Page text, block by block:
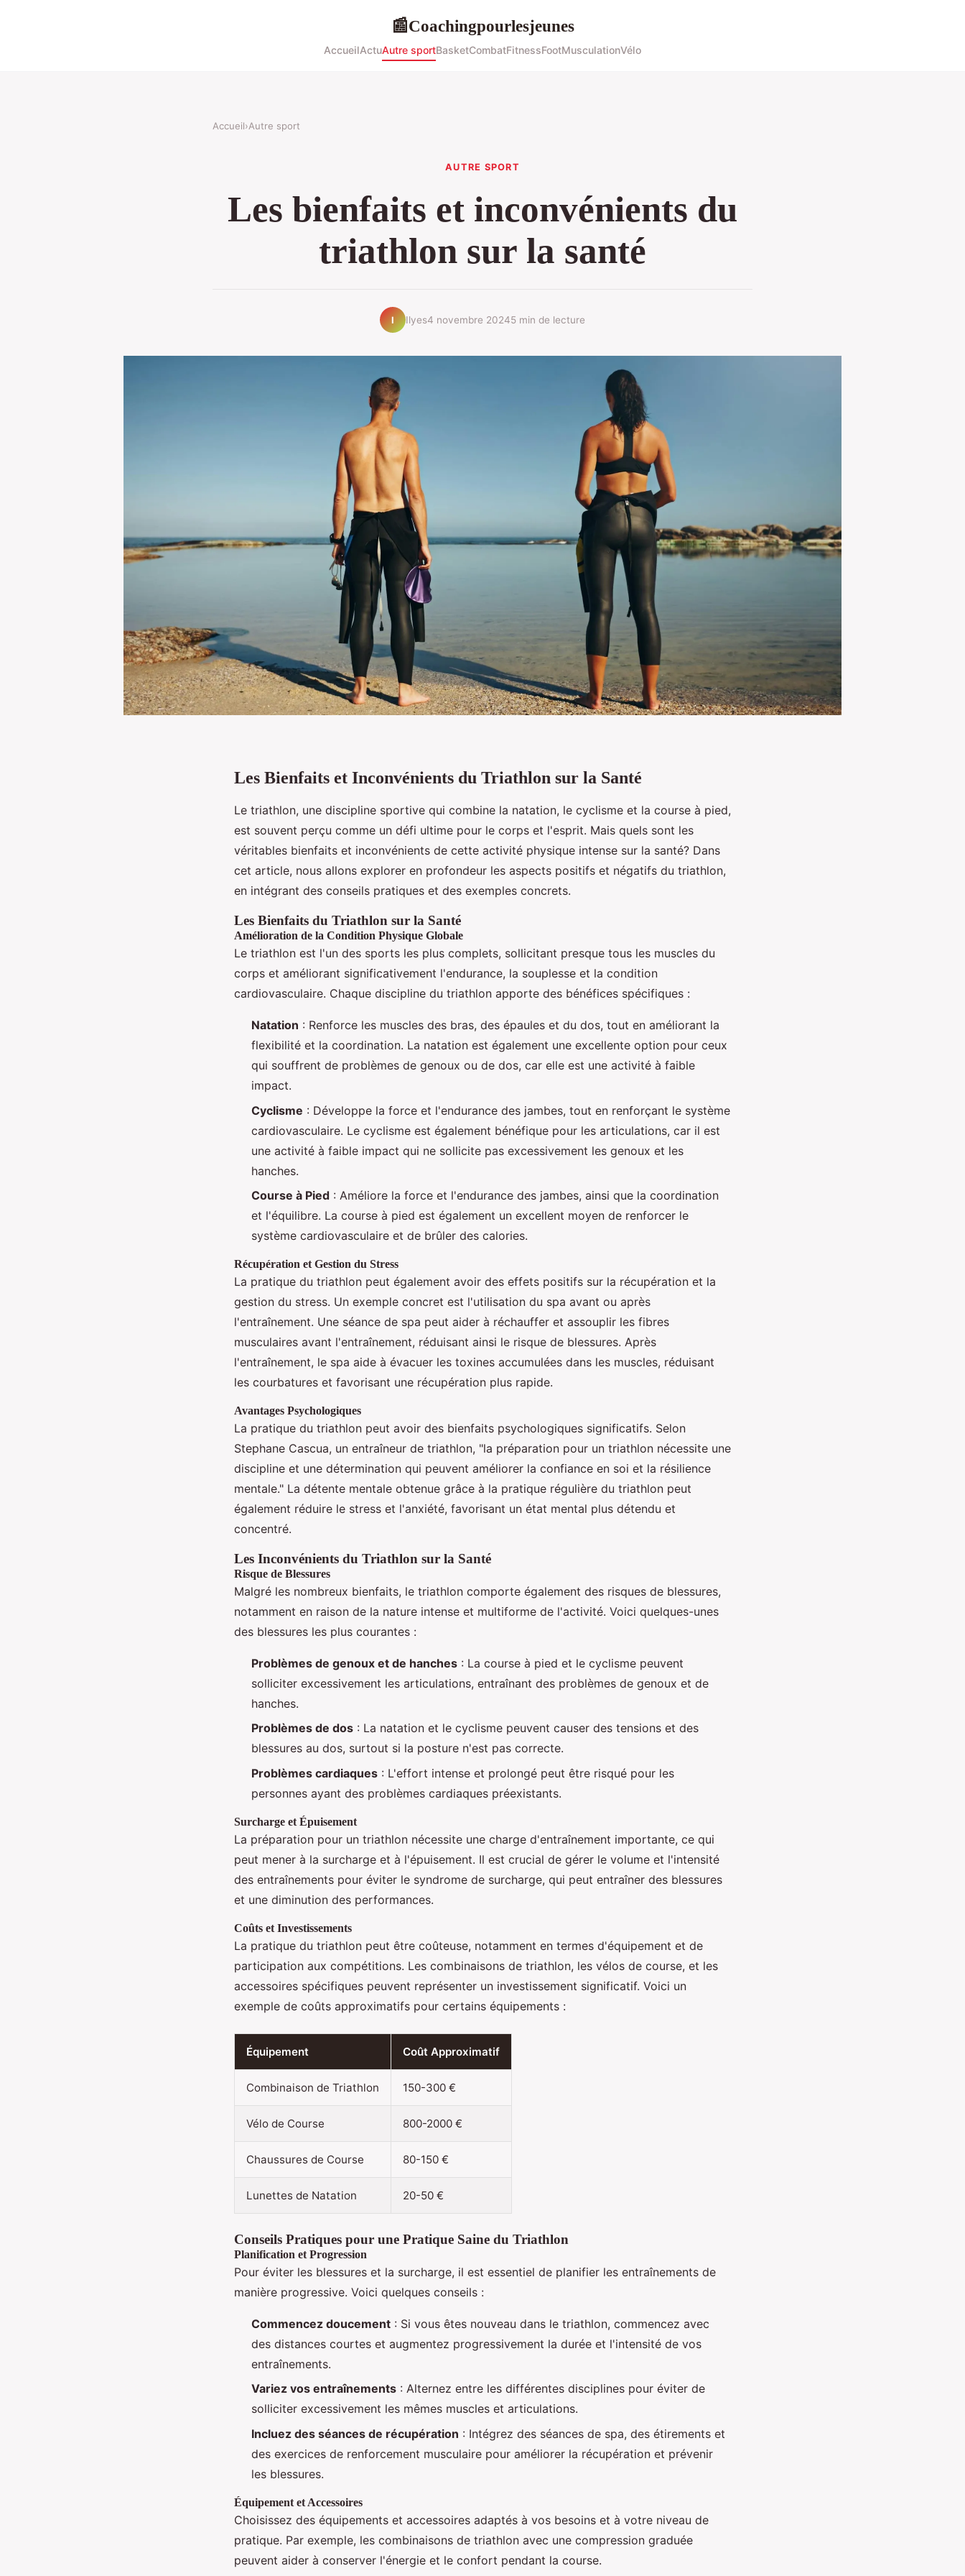
📰Coachingpourlesjeunes
AccueilActuAutre sportBasketCombatFitnessFootMusculationVélo
Accueil›Autre sport
AUTRE SPORT
Les bienfaits et inconvénients du
triathlon sur la santé
I Ilyes4 novembre 20245 min de lecture
Les Bienfaits et Inconvénients du Triathlon sur la Santé
Le triathlon, une discipline sportive qui combine la natation, le cyclisme et la course à pied,
est souvent perçu comme un défi ultime pour le corps et l'esprit. Mais quels sont les
véritables bienfaits et inconvénients de cette activité physique intense sur la santé? Dans
cet article, nous allons explorer en profondeur les aspects positifs et négatifs du triathlon,
en intégrant des conseils pratiques et des exemples concrets.
Les Bienfaits du Triathlon sur la Santé
Amélioration de la Condition Physique Globale
Le triathlon est l'un des sports les plus complets, sollicitant presque tous les muscles du
corps et améliorant significativement l'endurance, la souplesse et la condition
cardiovasculaire. Chaque discipline du triathlon apporte des bénéfices spécifiques :
Natation : Renforce les muscles des bras, des épaules et du dos, tout en améliorant la
flexibilité et la coordination. La natation est également une excellente option pour ceux
qui souffrent de problèmes de genoux ou de dos, car elle est une activité à faible
impact.
Cyclisme : Développe la force et l'endurance des jambes, tout en renforçant le système
cardiovasculaire. Le cyclisme est également bénéfique pour les articulations, car il est
une activité à faible impact qui ne sollicite pas excessivement les genoux et les
hanches.
Course à Pied : Améliore la force et l'endurance des jambes, ainsi que la coordination
et l'équilibre. La course à pied est également un excellent moyen de renforcer le
système cardiovasculaire et de brûler des calories.
Récupération et Gestion du Stress
La pratique du triathlon peut également avoir des effets positifs sur la récupération et la
gestion du stress. Un exemple concret est l'utilisation du spa avant ou après
l'entraînement. Une séance de spa peut aider à réchauffer et assouplir les fibres
musculaires avant l'entraînement, réduisant ainsi le risque de blessures. Après
l'entraînement, le spa aide à évacuer les toxines accumulées dans les muscles, réduisant
les courbatures et favorisant une récupération plus rapide.
Avantages Psychologiques
La pratique du triathlon peut avoir des bienfaits psychologiques significatifs. Selon
Stephane Cascua, un entraîneur de triathlon, "la préparation pour un triathlon nécessite une
discipline et une détermination qui peuvent améliorer la confiance en soi et la résilience
mentale." La détente mentale obtenue grâce à la pratique régulière du triathlon peut
également réduire le stress et l'anxiété, favorisant un état mental plus détendu et
concentré.
Les Inconvénients du Triathlon sur la Santé
Risque de Blessures
Malgré les nombreux bienfaits, le triathlon comporte également des risques de blessures,
notamment en raison de la nature intense et multiforme de l'activité. Voici quelques-unes
des blessures les plus courantes :
Problèmes de genoux et de hanches : La course à pied et le cyclisme peuvent
solliciter excessivement les articulations, entraînant des problèmes de genoux et de
hanches.
Problèmes de dos : La natation et le cyclisme peuvent causer des tensions et des
blessures au dos, surtout si la posture n'est pas correcte.
Problèmes cardiaques : L'effort intense et prolongé peut être risqué pour les
personnes ayant des problèmes cardiaques préexistants.
Surcharge et Épuisement
La préparation pour un triathlon nécessite une charge d'entraînement importante, ce qui
peut mener à la surcharge et à l'épuisement. Il est crucial de gérer le volume et l'intensité
des entraînements pour éviter le syndrome de surcharge, qui peut entraîner des blessures
et une diminution des performances.
Coûts et Investissements
La pratique du triathlon peut être coûteuse, notamment en termes d'équipement et de
participation aux compétitions. Les combinaisons de triathlon, les vélos de course, et les
accessoires spécifiques peuvent représenter un investissement significatif. Voici un
exemple de coûts approximatifs pour certains équipements :
Équipement Coût Approximatif
Combinaison de Triathlon 150-300 €
Vélo de Course 800-2000 €
Chaussures de Course 80-150 €
Lunettes de Natation 20-50 €
Conseils Pratiques pour une Pratique Saine du Triathlon
Planification et Progression
Pour éviter les blessures et la surcharge, il est essentiel de planifier les entraînements de
manière progressive. Voici quelques conseils :
Commencez doucement : Si vous êtes nouveau dans le triathlon, commencez avec
des distances courtes et augmentez progressivement la durée et l'intensité de vos
entraînements.
Variez vos entraînements : Alternez entre les différentes disciplines pour éviter de
solliciter excessivement les mêmes muscles et articulations.
Incluez des séances de récupération : Intégrez des séances de spa, des étirements et
des exercices de renforcement musculaire pour améliorer la récupération et prévenir
les blessures.
Équipement et Accessoires
Choisissez des équipements et accessoires adaptés à vos besoins et à votre niveau de
pratique. Par exemple, les combinaisons de triathlon avec une compression graduée
peuvent aider à conserver l'énergie et le confort pendant la course.